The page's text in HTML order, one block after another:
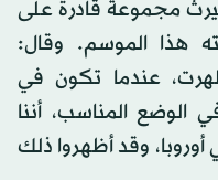
مجموعة قادرة على
هذا الموسم. وقال:
عندما تكون في
الوضع المناسب، أننا
وقد أظهروا ذلك